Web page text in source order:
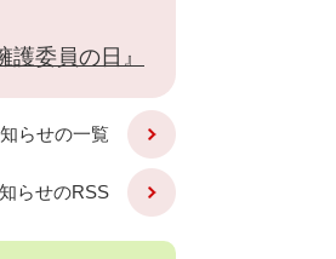
護委員の日』
らせの一覧
らせのRSS